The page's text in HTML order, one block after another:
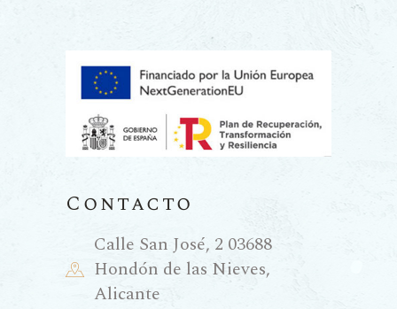
Contacto
Calle San José, 2 03688
Hondón de las Nieves,
Alicante